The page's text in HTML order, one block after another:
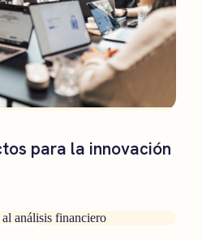
para la innovación